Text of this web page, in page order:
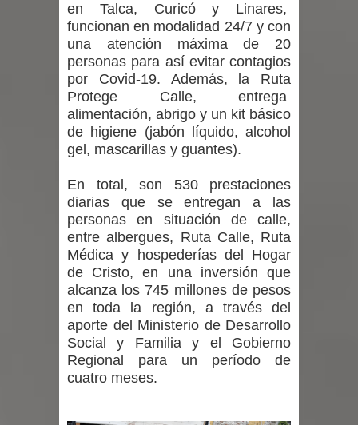
en Talca, Curicó y Linares,
funcionan en modalidad 24/7 y con
una atención máxima de 20
personas para así evitar contagios
por Covid-19. Además, la Ruta
Protege Calle, entrega
alimentación, abrigo y un kit básico
de higiene (jabón líquido, alcohol
gel, mascarillas y guantes).
En total, son 530 prestaciones
diarias que se entregan a las
personas en situación de calle,
entre albergues, Ruta Calle, Ruta
Médica y hospederías del Hogar
de Cristo, en una inversión que
alcanza los 745 millones de pesos
en toda la región, a través del
aporte del Ministerio de Desarrollo
Social y Familia y el Gobierno
Regional para un período de
cuatro meses.